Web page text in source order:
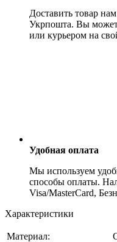
Доставить товар
Укрпошта. Вы
или курьером на
Удобная оплата
Мы используем
способы оплаты.
Visa/MasterCard,
Характеристики
Материал: